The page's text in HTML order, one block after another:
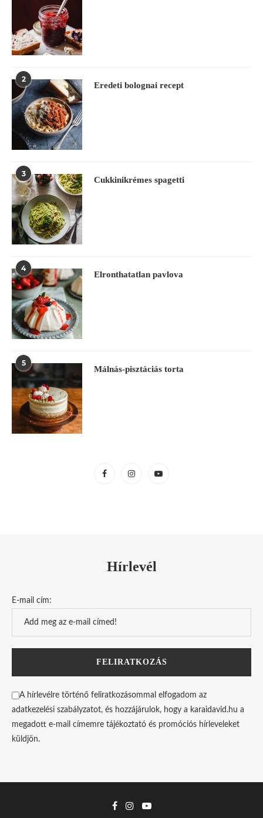
2
Eredeti bolognai recept
3
Cukkinikrémes spagetti
4
Elronthatatlan pavlova
5
Málnás-pisztáciás torta
Hírlevél
E-mail cím:
A hírlevélre történő feliratkozásommal elfogadom az
adatkezelési szabályzatot, és hozzájárulok, hogy a karaidavid.hu a
megadott e-mail címemre tájékoztató és promóciós hírleveleket
küldjön.